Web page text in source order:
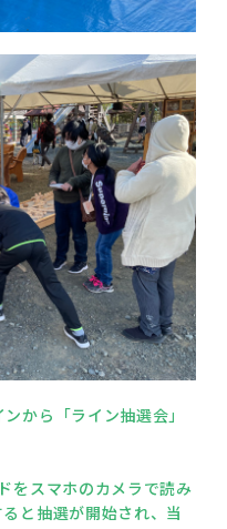
から「ライン抽選会」
をスマホのカメラで読み
と抽選が開始され、当